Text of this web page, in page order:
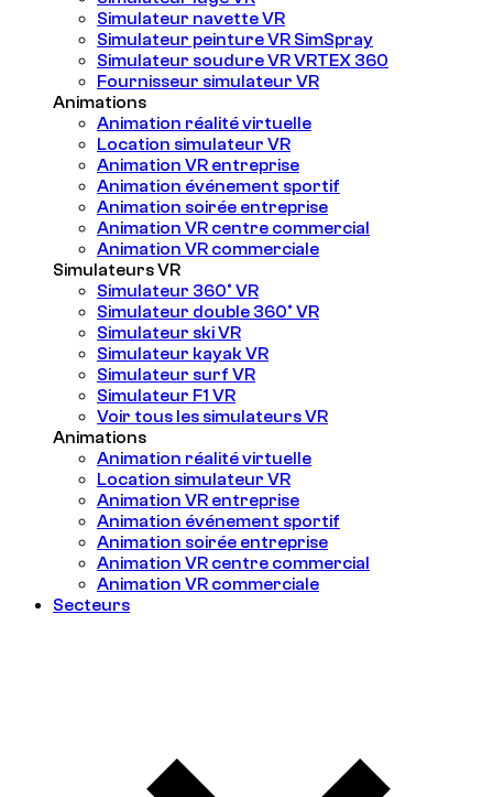
Simulateur navette VR
Simulateur peinture VR SimSpray
Simulateur soudure VR VRTEX 360
Fournisseur simulateur VR
Animations
Animation réalité virtuelle
Location simulateur VR
Animation VR entreprise
Animation événement sportif
Animation soirée entreprise
Animation VR centre commercial
Animation VR commerciale
Simulateurs VR
Simulateur 360° VR
Simulateur double 360° VR
Simulateur ski VR
Simulateur kayak VR
Simulateur surf VR
Simulateur F1 VR
Voir tous les simulateurs VR
Animations
Animation réalité virtuelle
Location simulateur VR
Animation VR entreprise
Animation événement sportif
Animation soirée entreprise
Animation VR centre commercial
Animation VR commerciale
Secteurs